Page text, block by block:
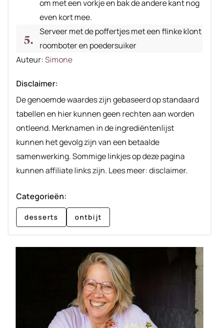
om met een vorkje en bak de andere kant nog
even kort mee.
Serveer met de poffertjes met een flinke klont
roomboter en poedersuiker
Auteur
Auteur:Simone
Disclaimer:
De genoemde waardes zijn gebaseerd op standaard
tabellen en hier kunnen geen rechten aan worden
ontleend. Merknamen in de ingrediëntenlijst
kunnen het gevolg zijn van een betaalde
samenwerking. Sommige linkjes op deze pagina
kunnen affiliate links zijn. Lees meer: disclaimer.
Categorieën:
desserts ontbijt